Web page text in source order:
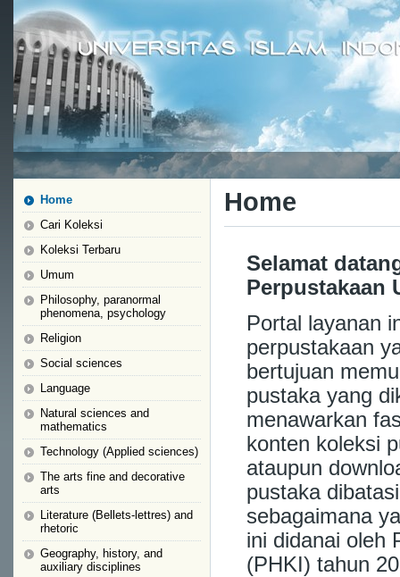
Home
Cari Koleksi
Koleksi Terbaru
Umum
Philosophy, paranormal
phenomena, psychology
Religion
Social sciences
Language
Natural sciences and
mathematics
Technology (Applied sciences)
The arts fine and decorative
arts
Literature (Bellets-lettres) and
rhetoric
Geography, history, and
auxiliary disciplines
Home
Selamat
Perpustakaan
Portal layanan
perpustakaan
bertujuan
pustaka yang
menawarkan
konten koleksi
ataupun
pustaka
sebagaimana
ini didanai oleh
(PHKI) tahun